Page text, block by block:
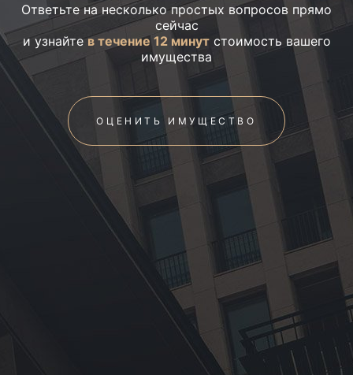
Ответьте на несколько простых вопросов прямо
сейчас
и узнайтев течение 12 минутстоимость вашего
имущества
ОЦЕНИТЬ ИМУЩЕСТВО